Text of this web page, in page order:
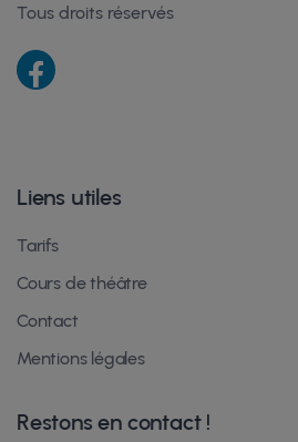
Tous droits réservés
Liens utiles
Tarifs
Cours de théâtre
Contact
Mentions légales
Restons en contact !